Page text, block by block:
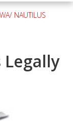
NAUTILUS